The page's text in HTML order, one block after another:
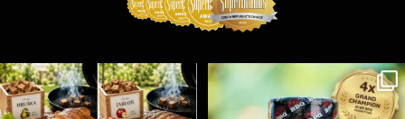
Udící špalíky - BORN TO SMOKE - různé druhy k...
5 0
Koření Suncity – autentická BBQ chuť u vás doma!...
1 0